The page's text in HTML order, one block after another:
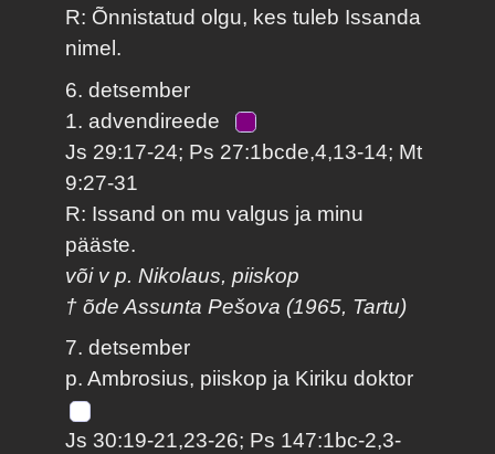
R: Õnnistatud olgu, kes tuleb Issanda
nimel.
6. detsember
1. advendireede
Js 29:17-24; Ps 27:1bcde,4,13-14; Mt
9:27-31
R: Issand on mu valgus ja minu
pääste.
või v p. Nikolaus, piiskop
† õde Assunta Pešova (1965, Tartu)
7. detsember
p. Ambrosius, piiskop ja Kiriku doktor
Js 30:19-21,23-26; Ps 147:1bc-2,3-